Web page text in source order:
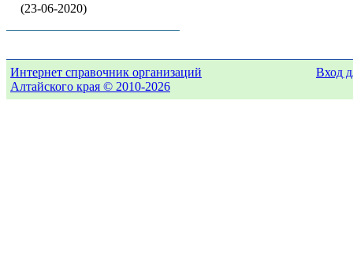
(23-06-2020)
Интернет справочник организаций
Алтайского края © 2010-2026
Вход